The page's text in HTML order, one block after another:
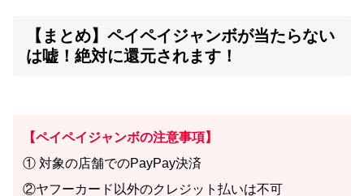
【まとめ】ペイペイジャンボが当たらない
は嘘！絶対に還元されます！
【ペイペイジャンボの注意事項】
① 対象の店舗でのPayPay決済
②ヤフーカード以外のクレジット払いは不可